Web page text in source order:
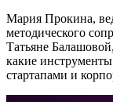
Мария Прокина,
методического
Татьяне
какие
стартапами и